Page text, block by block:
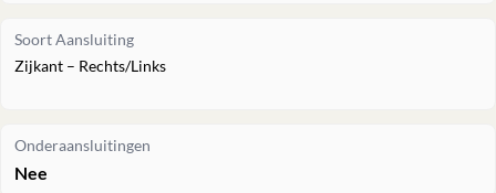
Soort Aansluiting
Zijkant – Rechts/Links
Onderaansluitingen
Nee